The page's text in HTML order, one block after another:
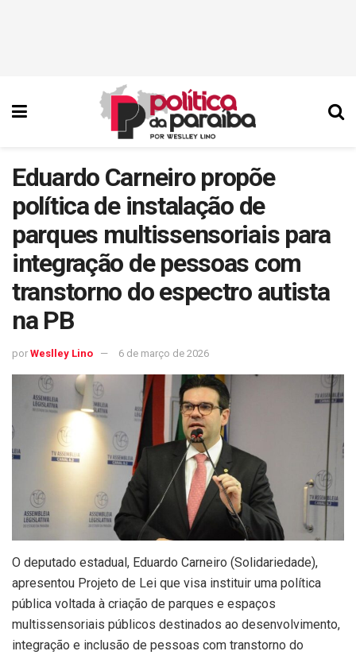
Eduardo Carneiro propõe
política de instalação de
parques multissensoriais para
integração de pessoas com
transtorno do espectro autista
na PB
por Weslley Lino 6 de março de 2026
O deputado estadual, Eduardo Carneiro (Solidariedade),
apresentou Projeto de Lei que visa instituir uma política
pública voltada à criação de parques e espaços
multissensoriais públicos destinados ao desenvolvimento,
integração e inclusão de pessoas com transtorno do